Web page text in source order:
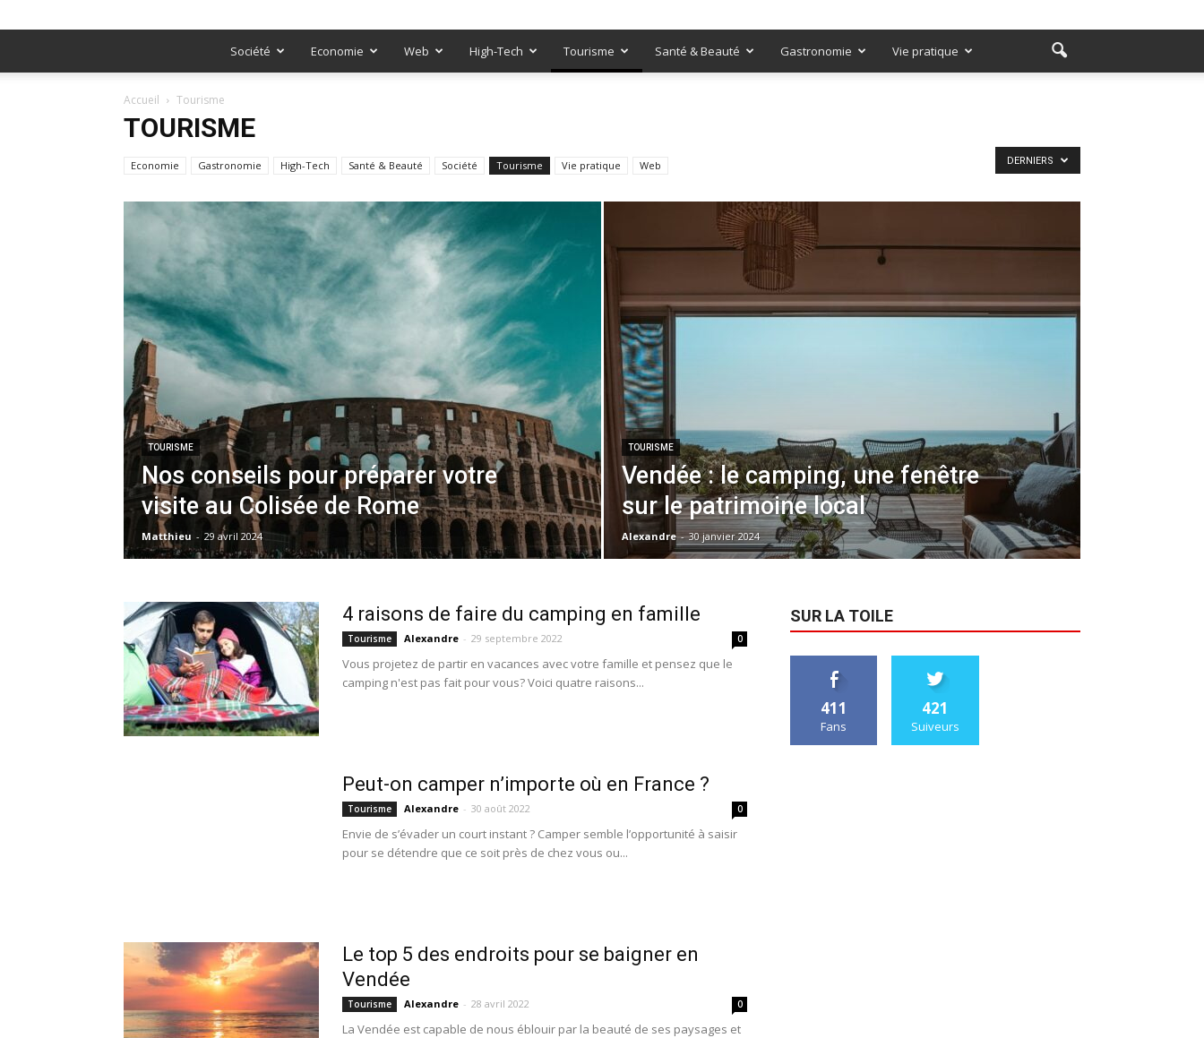
Société Economie Web High-Tech Tourisme Santé & Beauté Gastronomie Vie pratique
Accueil Tourisme
TOURISME
Economie Gastronomie High-Tech Santé & Beauté Société Tourisme Vie pratique Web DERNIERS
TOURISME
Nos conseils pour préparer votre
visite au Colisée de Rome
Matthieu - 29 avril 2024
TOURISME
Vendée : le camping, une fenêtre
sur le patrimoine local
Alexandre - 30 janvier 2024
4 raisons de faire du camping en famille
Tourisme Alexandre - 29 septembre 2022 0
Vous projetez de partir en vacances avec votre famille et pensez que le
camping n'est pas fait pour vous? Voici quatre raisons...
Peut-on camper n’importe où en France ?
Tourisme Alexandre - 30 août 2022 0
Envie de s’évader un court instant ? Camper semble l’opportunité à saisir
pour se détendre que ce soit près de chez vous ou...
Le top 5 des endroits pour se baigner en
Vendée
Tourisme Alexandre - 28 avril 2022 0
La Vendée est capable de nous éblouir par la beauté de ses paysages et
SUR LA TOILE
411
Fans
421
Suiveurs